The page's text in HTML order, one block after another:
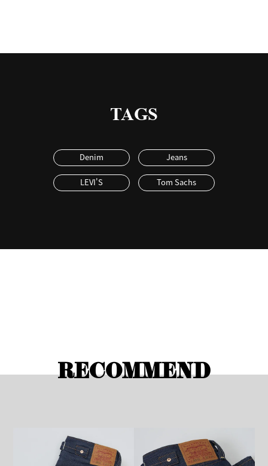
TAGS
Denim Jeans
LEVI'S Tom Sachs
RECOMMEND